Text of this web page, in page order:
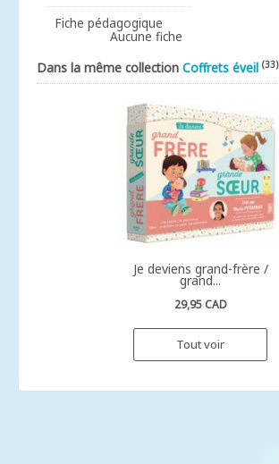
Fiche pédagogique
Aucune fiche
Dans la même collection Coffrets éveil (33)
Je deviens grand-frère /
grand...
29,95 CAD
Tout voir